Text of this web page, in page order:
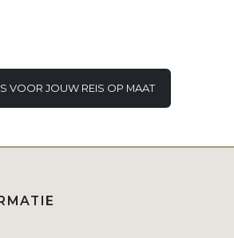
VOOR JOUW REIS OP MAAT